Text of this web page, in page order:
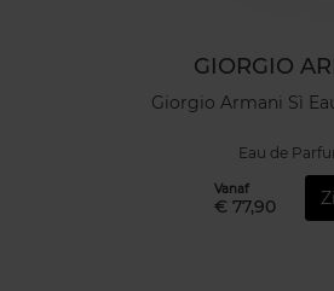
GIORGIO
Giorgio Armani Sì
Eau de
Vanaf
€ 77,90